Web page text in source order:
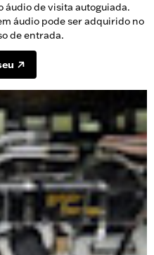
áudio de visita autoguiada.
áudio pode ser adquirido no
de entrada.